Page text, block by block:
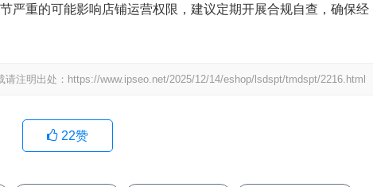
严重的可能影响店铺运营权限，建议定期开展合规自查，确保经
注明出处：https://www.ipseo.net/2025/12/14/eshop/lsdspt/tmdspt/2216.html
22赞